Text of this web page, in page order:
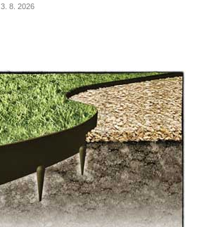
3. 8. 2026